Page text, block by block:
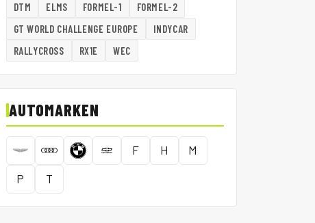
DTM
ELMS FORMEL-1
FORMEL-2
GT WORLD CHALLENGE EUROPE
INDYCAR
RALLYCROSS
RX1E WEC
AUTOMARKEN
F H M
P T